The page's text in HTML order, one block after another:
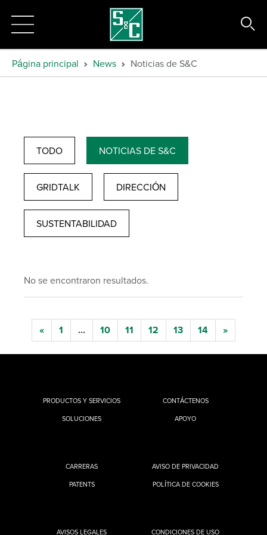
Página principal News Noticias de S&C
TODO NOTICIAS DE S&C
GRIDTALK DIRECCIÓN
SUSTENTABILIDAD
No se encontraron resultados.
« 1 ... 10 11 12 13 14 »
PRODUCTOS Y SERVICIOS
SOLUCIONES
CONTÁCTENOS
APOYO
CARRERAS
PATENTS
AVISO DE PRIVACIDAD
POLÍTICA DE COOKIES
AVISOS LEGALES CONDICIONES DE USO